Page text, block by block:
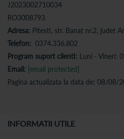
J2023002710034
RO3008793
Adresa: Pitesti, str. Banat nr.2, judet
Telefon: 0374.336.802
Program suport clienti: Luni - Vineri:
Email: [email protected]
Pagina actualizata la data de: 08/08/
INFORMATII UTILE